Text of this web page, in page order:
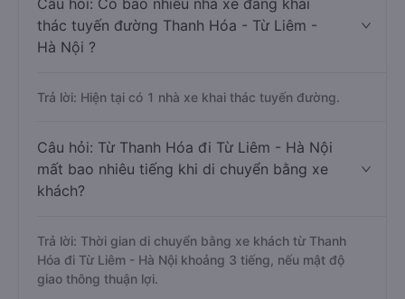
Câu hỏi: Có bao nhiêu nhà xe đang khai
thác tuyến đường Thanh Hóa - Từ Liêm -
Hà Nội ?
Trả lời: Hiện tại có 1 nhà xe khai thác tuyến đường.
Câu hỏi: Từ Thanh Hóa đi Từ Liêm - Hà Nội
mất bao nhiêu tiếng khi di chuyển bằng xe
khách?
Trả lời: Thời gian di chuyển bằng xe khách từ Thanh
Hóa đi Từ Liêm - Hà Nội khoảng 3 tiếng, nếu mật độ
giao thông thuận lợi.